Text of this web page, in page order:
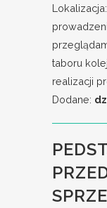
Lokalizacja:
taboru
realizacji
Dodane: